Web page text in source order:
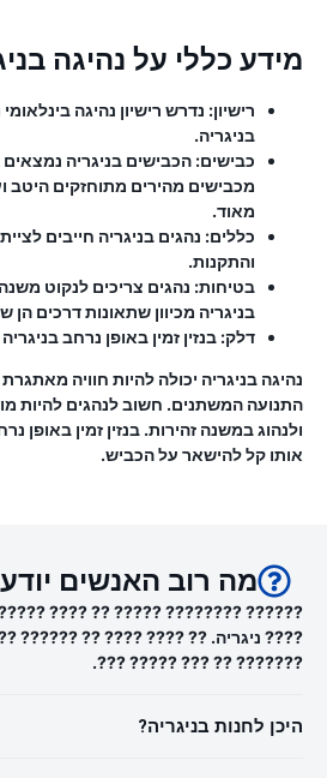
מידע כללי על נהיגה
רישיון: נדרש רישיון נהיגה
בניגריה.
כבישים: הכבישים בניגריה נמצאים
מכבישים מהירים מתוחזקים היטב
מאוד.
כללים: נהגים בניגריה חייבים
והתקנות.
בטיחות: נהגים צריכים לנקוט
בניגריה מכיוון שתאונות דרכים הן
דלק: בנזין זמין באופן נרחב
נהיגה בניגריה יכולה להיות חוויה
התנועה המשתנים. חשוב לנהגים להיות
ולנהוג במשנה זהירות. בנזין זמין באופן
אותו קל להישאר על הכביש.
מה רוב האנשים
?? ???? ??????? ?????????? ?????
???? ניגריה. ?? ???? ???? ?? ??????
??????? ?? ??? ????? ???.
היכן לחנות בניגריה?